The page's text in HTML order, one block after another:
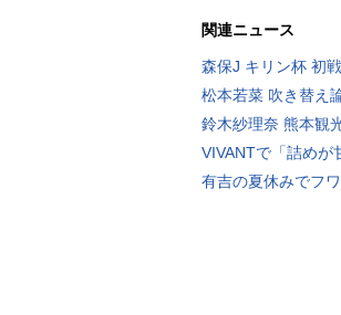
関連ニュース
森保J キリン杯 初
松本若菜 吹き替え
鈴木紗理奈 熊本観
VIVANTで「詰めが
有吉の夏休みでフ